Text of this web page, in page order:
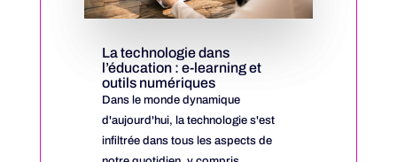
La technologie dans
l’éducation : e-learning et
outils numériques
Dans le monde dynamique
d'aujourd'hui, la technologie s'est
infiltrée dans tous les aspects de